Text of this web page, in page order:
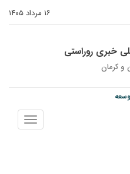
۱۶ مرداد ۱۴۰۵
خبری روراستی
و كرمان
نمایش
منو